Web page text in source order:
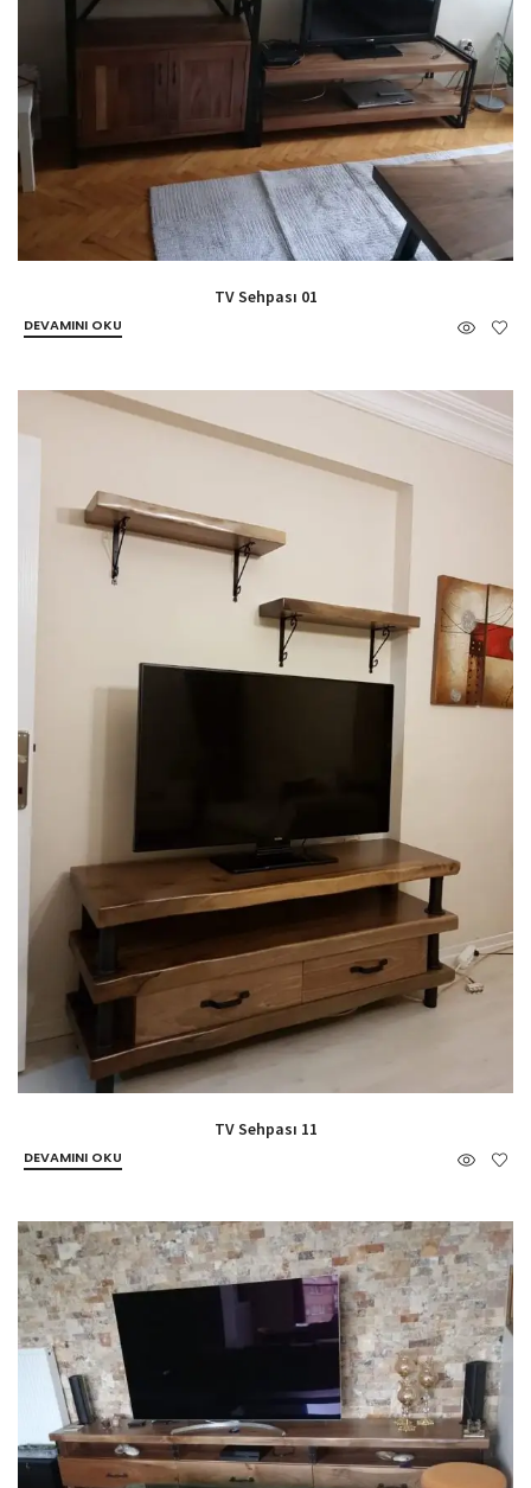
TV Sehpası 01
DEVAMINI OKU
TV Sehpası 11
DEVAMINI OKU